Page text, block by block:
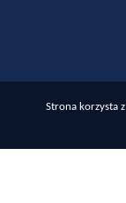
Strona korzysta